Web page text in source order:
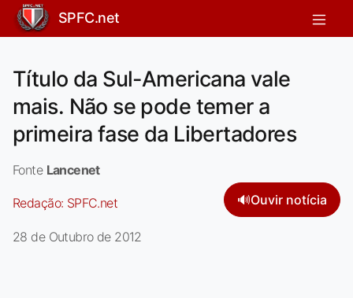
SPFC.net
Título da Sul-Americana vale
mais. Não se pode temer a
primeira fase da Libertadores
Fonte Lancenet
Redação: SPFC.net 🔊Ouvir notícia
28 de Outubro de 2012